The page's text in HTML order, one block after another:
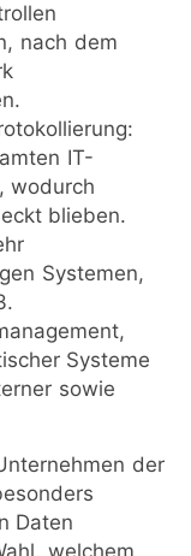
nach dem
IT-
wodurch
blieben.
Systemen,
Systeme
sowie
der
Daten